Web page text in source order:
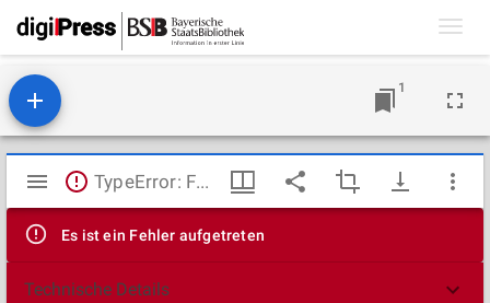
1
Mirador
Viewer
TypeError: Failed to fetch
Es ist ein Fehler aufgetreten
Technische Details